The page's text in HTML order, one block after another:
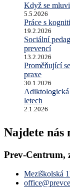
Když se
5.5.2026
Práce s
19.2.2026
Sociální
prevencí
13.2.2026
Proměňující
praxe
30.1.2026
Adiktologická
letech
2.1.2026
Najdete nás
Prev-Centrum,
Meziškolská